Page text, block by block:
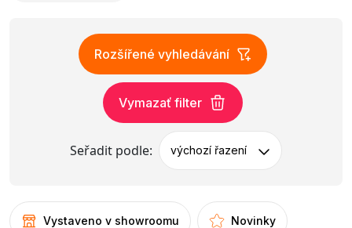
Rozšířené vyhledávání
Vymazať filter
Seřadit podle: výchozí řazení
Vystaveno v showroomu Novinky